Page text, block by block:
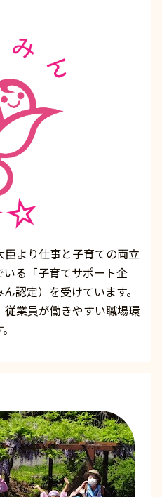
より仕事と子育ての両立
る「子育てサポート企
認定）を受けています。
業員が働きやすい職場環